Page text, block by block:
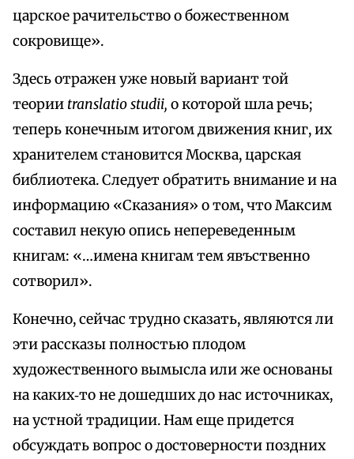
царское рачительство о божественном
сокровище».
Здесь отражен уже новый вариант той
теории translatio studii, о которой шла речь;
теперь конечным итогом движения книг, их
хранителем становится Москва, царская
библиотека. Следует обратить внимание и на
информацию «Сказания» о том, что Максим
составил некую опись непереведенным
книгам: «…имена книгам тем явъственно
сотворил».
Конечно, сейчас трудно сказать, являются ли
эти рассказы полностью плодом
художественного вымысла или же основаны
на каких‑то не дошедших до нас источниках,
на устной традиции. Нам еще придется
обсуждать вопрос о достоверности поздних